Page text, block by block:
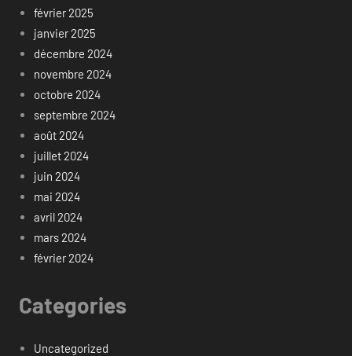
février 2025
janvier 2025
décembre 2024
novembre 2024
octobre 2024
septembre 2024
août 2024
juillet 2024
juin 2024
mai 2024
avril 2024
mars 2024
février 2024
Categories
Uncategorized